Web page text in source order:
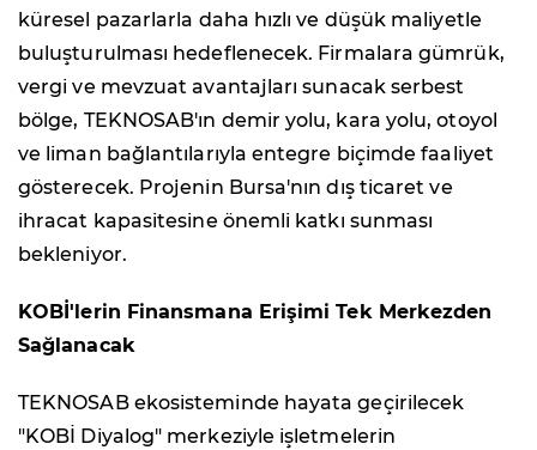
küresel pazarlarla daha hızlı ve düşük maliyetle
buluşturulması hedeflenecek. Firmalara gümrük,
vergi ve mevzuat avantajları sunacak serbest
bölge, TEKNOSAB'ın demir yolu, kara yolu, otoyol
ve liman bağlantılarıyla entegre biçimde faaliyet
gösterecek. Projenin Bursa'nın dış ticaret ve
ihracat kapasitesine önemli katkı sunması
bekleniyor.
KOBİ'lerin Finansmana Erişimi Tek Merkezden
Sağlanacak
TEKNOSAB ekosisteminde hayata geçirilecek
"KOBİ Diyalog" merkeziyle işletmelerin